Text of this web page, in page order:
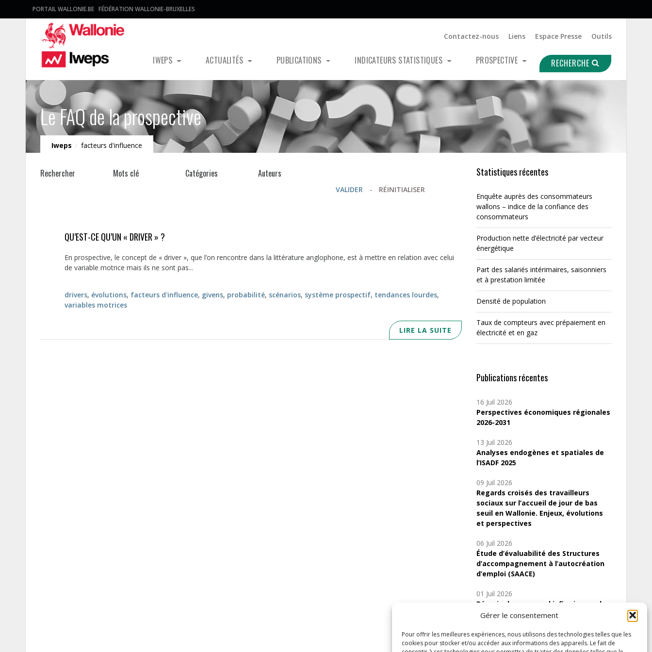
Gérer le consentement
Pour offrir les meilleures expériences, nous utilisons des technologies telles que les
cookies pour stocker et/ou accéder aux informations des appareils. Le fait de
PORTAIL WALLONIE.BE FÉDÉRATION WALLONIE-BRUXELLES
Contactez-nous Liens Espace Presse Outils
IWEPS ACTUALITÉS PUBLICATIONS INDICATEURS STATISTIQUES PROSPECTIVE RECHERCHE
Le FAQ de la prospective
Iweps / facteurs d'influence
Rechercher Mots clé Catégories Auteurs
VALIDER - RÉINITIALISER
QU’EST-CE QU’UN « DRIVER » ?
En prospective, le concept de « driver », que l’on rencontre dans la littérature anglophone, est à mettre en relation avec celui
de variable motrice mais ils ne sont pas...
drivers, évolutions, facteurs d'influence, givens, probabilité, scénarios, système prospectif, tendances lourdes,
variables motrices
LIRE LA SUITE
Statistiques récentes
Enquête auprès des consommateurs
wallons – indice de la confiance des
consommateurs
Production nette d’électricité par vecteur
énergétique
Part des salariés intérimaires, saisonniers
et à prestation limitée
Densité de population
Taux de compteurs avec prépaiement en
électricité et en gaz
Publications récentes
16 Juil 2026
Perspectives économiques régionales
2026-2031
13 Juil 2026
Analyses endogènes et spatiales de
l’ISADF 2025
09 Juil 2026
Regards croisés des travailleurs
sociaux sur l’accueil de jour de bas
seuil en Wallonie. Enjeux, évolutions
et perspectives
06 Juil 2026
Étude d’évaluabilité des Structures
d’accompagnement à l’autocréation
d’emploi (SAACE)
01 Juil 2026
Pénurie du personnel infirmier :quels
indicateurs d’offre de soins pour